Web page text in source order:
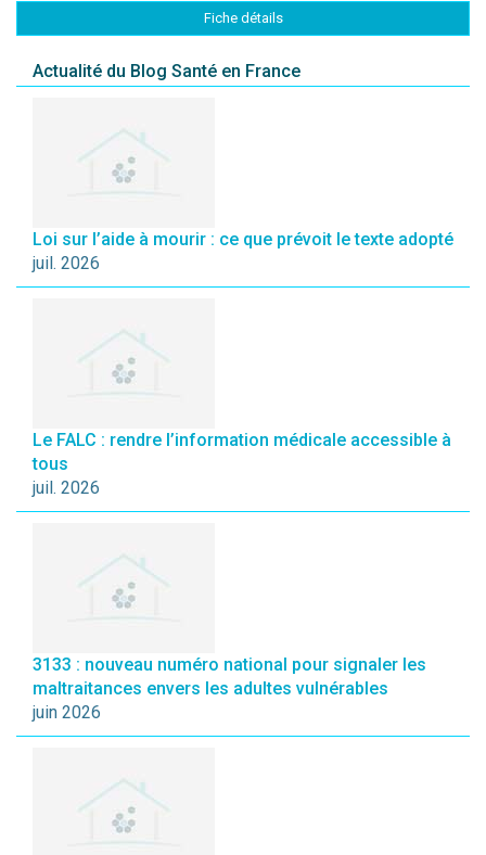
Fiche détails
Actualité du Blog Santé en France
Loi sur l’aide à mourir : ce que prévoit le texte adopté
juil. 2026
Le FALC : rendre l’information médicale accessible à
tous
juil. 2026
3133 : nouveau numéro national pour signaler les
maltraitances envers les adultes vulnérables
juin 2026